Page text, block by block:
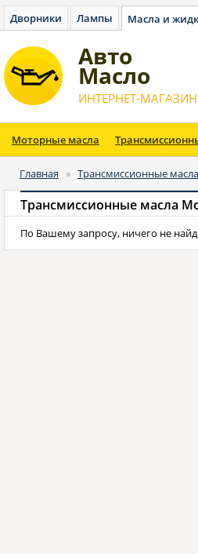
Дворники Лампы Масла и
Авто
Масло
ИНТЕРНЕТ-МАГАЗИН
Моторные масла
Главная » Трансмиссионные масла
Трансмиссионные масла
По Вашему запросу, ничего не